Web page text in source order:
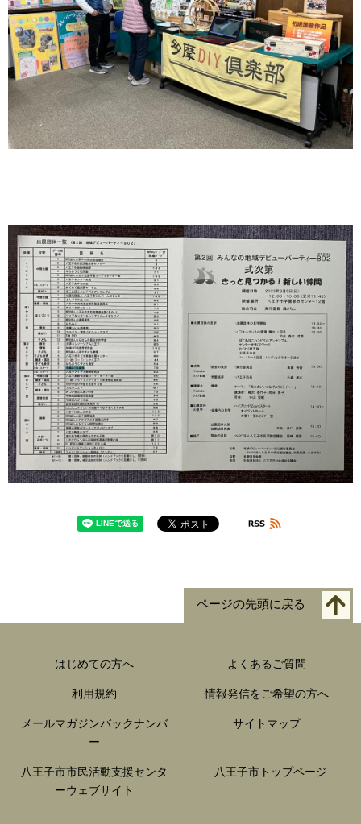
ページの先頭に戻る
はじめての方へ よくあるご質問
利用規約 情報発信をご希望の方へ
メールマガジンバックナンバ
ー
サイトマップ
八王子市市民活動支援センタ
ーウェブサイト
八王子市トップページ